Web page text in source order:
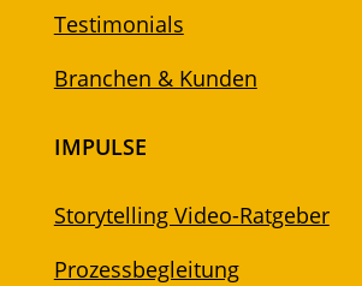
Testimonials
Branchen & Kunden
IMPULSE
Storytelling Video-Ratgeber
Prozessbegleitung